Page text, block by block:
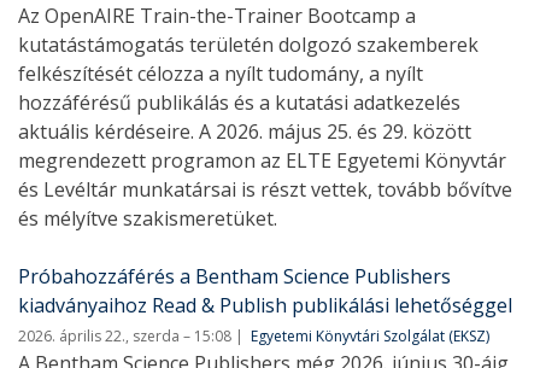
Az OpenAIRE Train-the-Trainer Bootcamp a
kutatástámogatás területén dolgozó szakemberek
felkészítését célozza a nyílt tudomány, a nyílt
hozzáférésű publikálás és a kutatási adatkezelés
aktuális kérdéseire. A 2026. május 25. és 29. között
megrendezett programon az ELTE Egyetemi Könyvtár
és Levéltár munkatársai is részt vettek, tovább bővítve
és mélyítve szakismeretüket.
Próbahozzáférés a Bentham Science Publishers
kiadványaihoz Read & Publish publikálási lehetőséggel
2026. április 22., szerda – 15:08 Egyetemi Könyvtári Szolgálat (EKSZ)
A Bentham Science Publishers még 2026. június 30-áig